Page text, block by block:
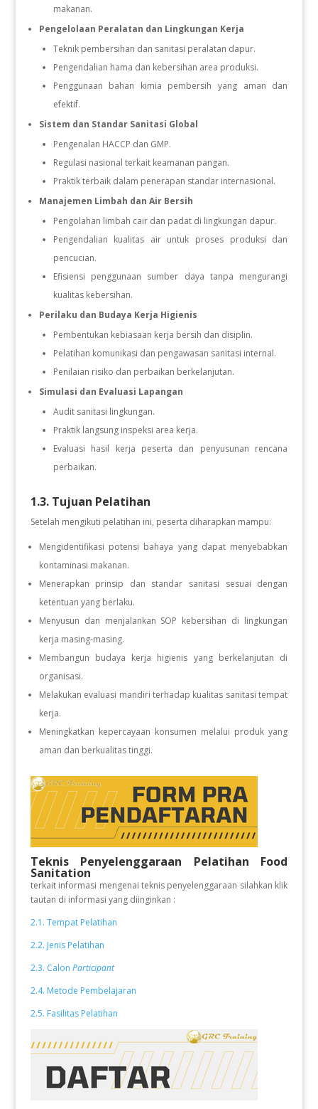
makanan.
Pengelolaan Peralatan dan Lingkungan Kerja
Teknik pembersihan dan sanitasi peralatan dapur.
Pengendalian hama dan kebersihan area produksi.
Penggunaan bahan kimia pembersih yang aman dan
efektif.
Sistem dan Standar Sanitasi Global
Pengenalan HACCP dan GMP.
Regulasi nasional terkait keamanan pangan.
Praktik terbaik dalam penerapan standar internasional.
Manajemen Limbah dan Air Bersih
Pengolahan limbah cair dan padat di lingkungan dapur.
Pengendalian kualitas air untuk proses produksi dan
pencucian.
Efisiensi penggunaan sumber daya tanpa mengurangi
kualitas kebersihan.
Perilaku dan Budaya Kerja Higienis
Pembentukan kebiasaan kerja bersih dan disiplin.
Pelatihan komunikasi dan pengawasan sanitasi internal.
Penilaian risiko dan perbaikan berkelanjutan.
Simulasi dan Evaluasi Lapangan
Audit sanitasi lingkungan.
Praktik langsung inspeksi area kerja.
Evaluasi hasil kerja peserta dan penyusunan rencana
perbaikan.
1.3. Tujuan Pelatihan
Setelah mengikuti pelatihan ini, peserta diharapkan mampu:
Mengidentifikasi potensi bahaya yang dapat menyebabkan
kontaminasi makanan.
Menerapkan prinsip dan standar sanitasi sesuai dengan
ketentuan yang berlaku.
Menyusun dan menjalankan SOP kebersihan di lingkungan
kerja masing-masing.
Membangun budaya kerja higienis yang berkelanjutan di
organisasi.
Melakukan evaluasi mandiri terhadap kualitas sanitasi tempat
kerja.
Meningkatkan kepercayaan konsumen melalui produk yang
aman dan berkualitas tinggi.
Teknis Penyelenggaraan Pelatihan Food
Sanitation
terkait informasi mengenai teknis penyelenggaraan silahkan klik
tautan di informasi yang diinginkan :
2.1. Tempat Pelatihan
2.2. Jenis Pelatihan
2.3. Calon Participant
2.4. Metode Pembelajaran
2.5. Fasilitas Pelatihan